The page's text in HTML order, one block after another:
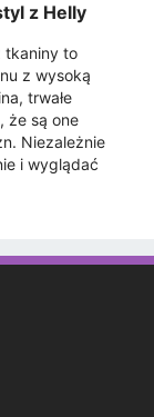
z Helly
tkaniny to
z wysoką
trwałe
że są one
Niezależnie
i wyglądać